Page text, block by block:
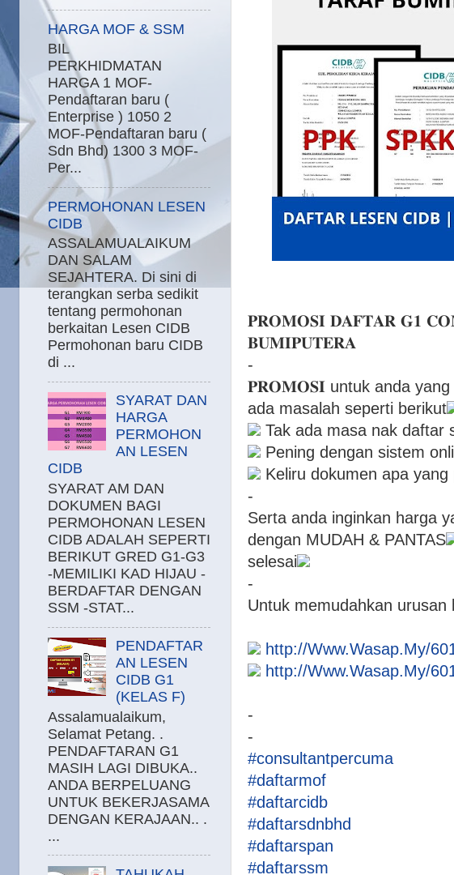
𝐏𝐑𝐎𝐌𝐎𝐒𝐈 𝐃𝐀𝐅𝐓𝐀𝐑 𝐆𝟏
𝐁𝐔𝐌𝐈𝐏𝐔𝐓𝐄𝐑𝐀
-
𝐏𝐑𝐎𝐌𝐎𝐒𝐈 untuk anda yang
ada masalah seperti berikut
Tak ada masa nak daftar
Pening dengan sistem
Keliru dokumen apa
-
Serta anda inginkan harga
dengan MUDAH & PANTAS
selesai
-
Untuk memudahkan urusan
http://Www.Wasap.My/
http://Www.Wasap.My/
-
-
#consultantpercuma
#daftarmof
#daftarcidb
#daftarsdnbhd
#daftarspan
#daftarssm
HARGA MOF & SSM
BIL
PERKHIDMATAN
HARGA 1 MOF-
Pendaftaran baru (
Enterprise ) 1050 2
MOF-Pendaftaran baru (
Sdn Bhd) 1300 3 MOF-
Per...
PERMOHONAN LESEN
CIDB
ASSALAMUALAIKUM
DAN SALAM
SEJAHTERA. Di sini di
terangkan serba sedikit
tentang permohonan
berkaitan Lesen CIDB
Permohonan baru CIDB
di ...
SYARAT DAN
HARGA
PERMOHON
AN LESEN
CIDB
SYARAT AM DAN
DOKUMEN BAGI
PERMOHONAN LESEN
CIDB ADALAH SEPERTI
BERIKUT GRED G1-G3
-MEMILIKI KAD HIJAU -
BERDAFTAR DENGAN
SSM -STAT...
PENDAFTAR
AN LESEN
CIDB G1
(KELAS F)
Assalamualaikum,
Selamat Petang. .
PENDAFTARAN G1
MASIH LAGI DIBUKA..
ANDA BERPELUANG
UNTUK BEKERJASAMA
DENGAN KERAJAAN.. .
...